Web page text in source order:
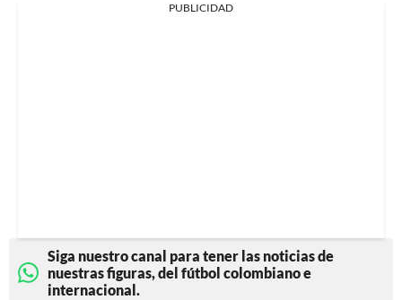
PUBLICIDAD
Siga nuestro canal para tener las noticias de
nuestras figuras, del fútbol colombiano e
internacional.